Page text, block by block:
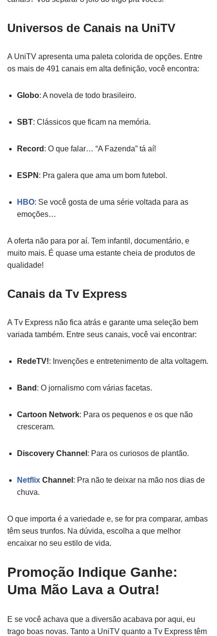
Universos de Canais na UniTV
A UniTV apresenta uma paleta colorida de opções. Entre
os mais de 491 canais em alta definição, você encontra:
Globo: A novela de todo brasileiro.
SBT: Clássicos que ficam na memória.
Record : O que falar… “A Fazenda” tá aí!
ESPN : Pra galera que ama um bom futebol.
HBO: Se você gosta de uma série voltada para as
emoções…
A oferta não para por aí. Tem infantil, documentário, e
muito mais. É quase uma estante cheia de produtos de
qualidade!
Canais da Tv Express
A Tv Express não fica atrás e garante uma seleção bem
variada também. Entre seus canais, você vai encontrar:
RedeTV!: Invenções e entretenimento de alta voltagem.
Band : O jornalismo com várias facetas.
Cartoon Network: Para os pequenos e os que não
cresceram.
Discovery Channel : Para os curiosos de plantão.
Netflix Channel : Pra não te deixar na mão nos dias de
chuva.
O que importa é a variedade e, se for pra comparar, ambas
têm seus trunfos. Na dúvida, escolha a que melhor
encaixar no seu estilo de vida.
Promoção Indique Ganhe:
Uma Mão Lava a Outra!
E se você achava que a diversão acabava por aqui, eu
trago boas novas. Tanto a UniTV quanto a Tv Express têm